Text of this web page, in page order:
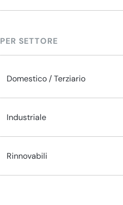
PER SETTORE
Domestico / Terziario
Industriale
Rinnovabili